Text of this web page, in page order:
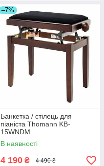
–7%
Банкетка / стілець для
піаніста Thomann KB-
15WNDM
В наявності
4 190 ₴ 4 490 ₴